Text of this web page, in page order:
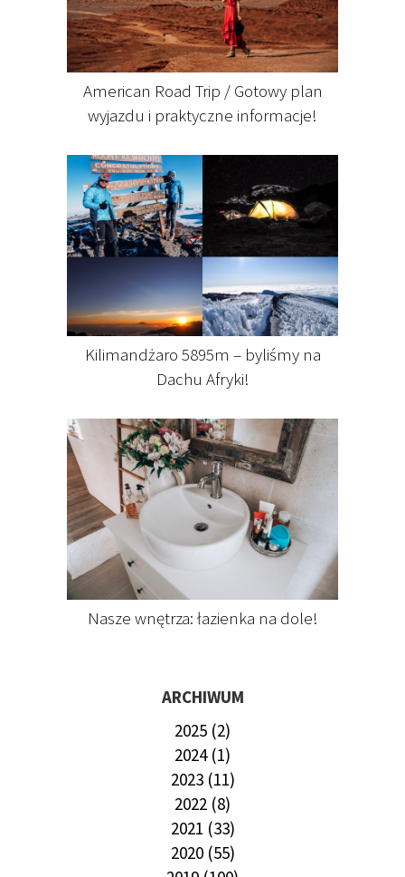
American Road Trip / Gotowy plan
wyjazdu i praktyczne informacje!
Kilimandżaro 5895m – byliśmy na
Dachu Afryki!
Nasze wnętrza: łazienka na dole!
ARCHIWUM
2025 (2)
2024 (1)
2023 (11)
2022 (8)
2021 (33)
2020 (55)